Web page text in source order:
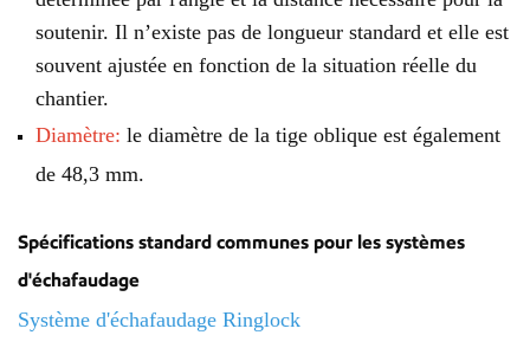
soutenir. Il n’existe pas de longueur standard et elle est
souvent ajustée en fonction de la situation réelle du
chantier.
Diamètre: le diamètre de la tige oblique est également
de 48,3 mm.
Spécifications standard communes pour les systèmes
d'échafaudage
Système d'échafaudage Ringlock